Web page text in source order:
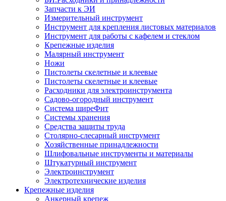
Запчасти к ЭИ
Измерительный инструмент
Инструмент для крепления листовых материалов
Инструмент для работы с кафелем и стеклом
Крепежные изделия
Малярный инструмент
Ножи
Пистолеты скелетные и клеевые
Пистолеты скелетные и клеевые
Расходники для электроинструмента
Садово-огородный инструмент
Система ширеФит
Системы хранения
Средства защиты труда
Столярно-слесарный инструмент
Хозяйственные принадлежности
Шлифовальные инструменты и материалы
Штукатурный инструмент
Электроинструмент
Электротехнические изделия
Крепежные изделия
Анкерный крепеж